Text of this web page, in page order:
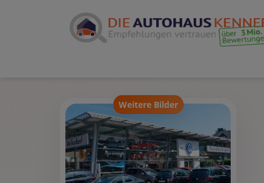
Weitere Bilder